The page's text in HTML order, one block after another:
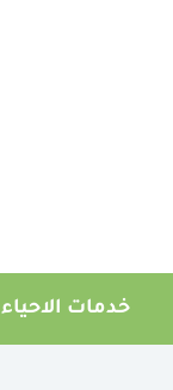
خدمات الاحياء